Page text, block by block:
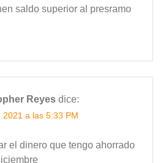
saldo superior al presramo
Reyes dice:
2021 a las 5:33 PM
el dinero que tengo ahorrado